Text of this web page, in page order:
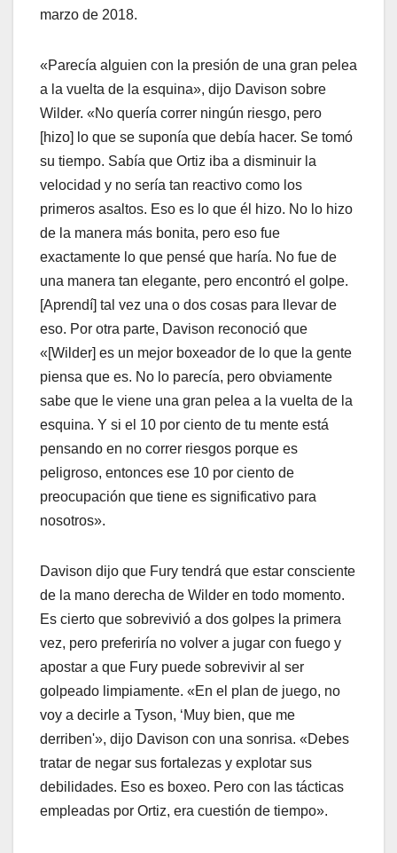
marzo de 2018.
«Parecía alguien con la presión de una gran pelea
a la vuelta de la esquina», dijo Davison sobre
Wilder. «No quería correr ningún riesgo, pero
[hizo] lo que se suponía que debía hacer. Se tomó
su tiempo. Sabía que Ortiz iba a disminuir la
velocidad y no sería tan reactivo como los
primeros asaltos. Eso es lo que él hizo. No lo hizo
de la manera más bonita, pero eso fue
exactamente lo que pensé que haría. No fue de
una manera tan elegante, pero encontró el golpe.
[Aprendí] tal vez una o dos cosas para llevar de
eso. Por otra parte, Davison reconoció que
«[Wilder] es un mejor boxeador de lo que la gente
piensa que es. No lo parecía, pero obviamente
sabe que le viene una gran pelea a la vuelta de la
esquina. Y si el 10 por ciento de tu mente está
pensando en no correr riesgos porque es
peligroso, entonces ese 10 por ciento de
preocupación que tiene es significativo para
nosotros».
Davison dijo que Fury tendrá que estar consciente
de la mano derecha de Wilder en todo momento.
Es cierto que sobrevivió a dos golpes la primera
vez, pero preferiría no volver a jugar con fuego y
apostar a que Fury puede sobrevivir al ser
golpeado limpiamente. «En el plan de juego, no
voy a decirle a Tyson, ‘Muy bien, que me
derriben'», dijo Davison con una sonrisa. «Debes
tratar de negar sus fortalezas y explotar sus
debilidades. Eso es boxeo. Pero con las tácticas
empleadas por Ortiz, era cuestión de tiempo».